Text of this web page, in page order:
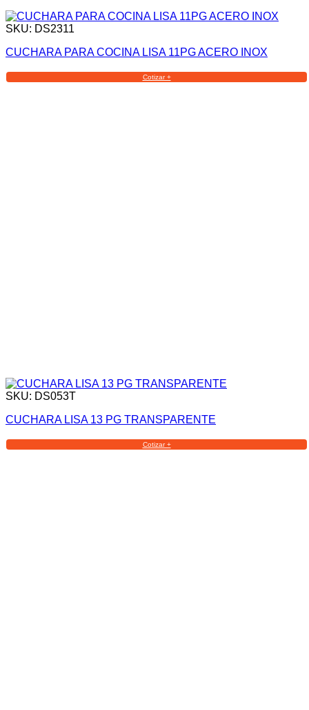
SKU: DS2311
CUCHARA PARA COCINA LISA 11PG ACERO INOX
Cotizar +
SKU: DS053T
CUCHARA LISA 13 PG TRANSPARENTE
Cotizar +